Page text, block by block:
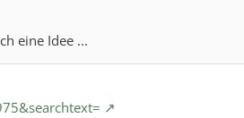
eine Idee ...